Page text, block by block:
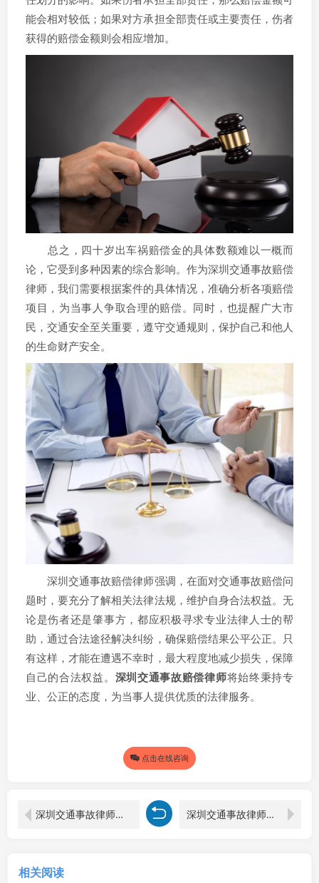
能会相对较低；如果对方承担全部责任或主要责任，伤者
获得的赔偿金额则会相应增加。
总之，四十岁出车祸赔偿金的具体数额难以一概而
论，它受到多种因素的综合影响。作为深圳交通事故赔偿
律师，我们需要根据案件的具体情况，准确分析各项赔偿
项目，为当事人争取合理的赔偿。同时，也提醒广大市
民，交通安全至关重要，遵守交通规则，保护自己和他人
的生命财产安全。
深圳交通事故赔偿律师强调，在面对交通事故赔偿问
题时，要充分了解相关法律法规，维护自身合法权益。无
论是伤者还是肇事方，都应积极寻求专业法律人士的帮
助，通过合法途径解决纠纷，确保赔偿结果公平公正。只
有这样，才能在遭遇不幸时，最大程度地减少损失，保障
自己的合法权益。 深圳交通事故赔偿律师将始终秉持专
业、公正的态度，为当事人提供优质的法律服务。
点击在线咨询
深圳交通事故律师剖析：电瓶车逆行全责撞坏汽车的赔偿事宜 深圳交通事故律师视角：车祸后脑梗塞的鉴定赔偿要点解析
相关阅读